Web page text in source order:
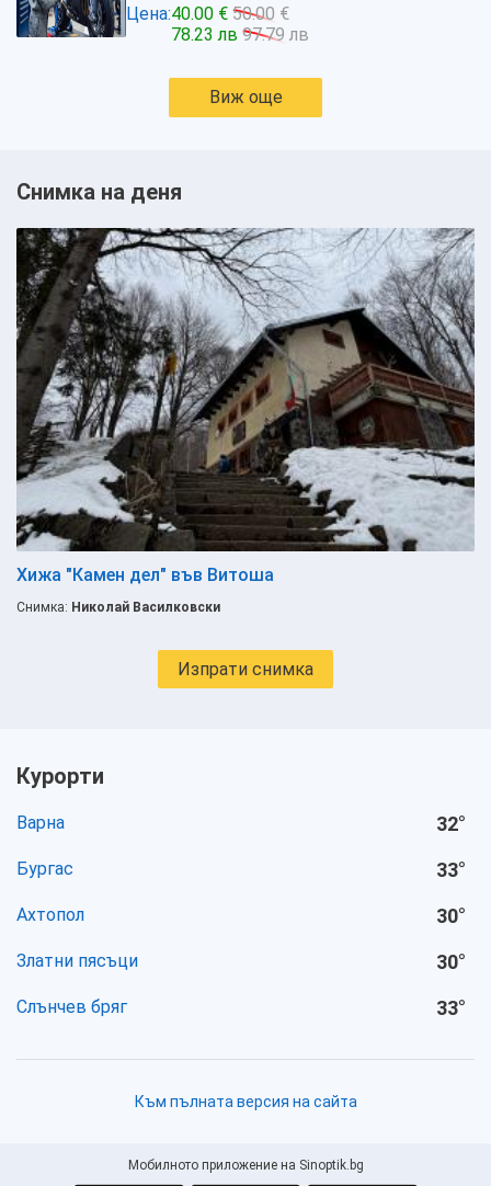
Цена:40.00 € 50.00 €
78.23 лв 97.79 лв
Виж още
Снимка на деня
Хижа "Камен дел" във Витоша
Снимка: Николай Василковски
Изпрати снимка
Курорти
Варна 32°
Бургас 33°
Ахтопол 30°
Златни пясъци 30°
Слънчев бряг 33°
Към пълната версия на сайта
Мобилното приложение на Sinoptik.bg